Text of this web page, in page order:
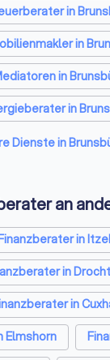
Klicks und
in
in
in
in
Dienste in
an
in
in
in
Elmshorn